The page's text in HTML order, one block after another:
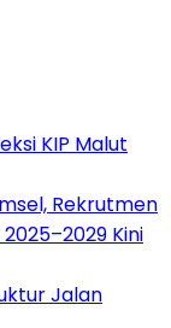
KIP Malut
Rekrutmen
Kini
Jalan